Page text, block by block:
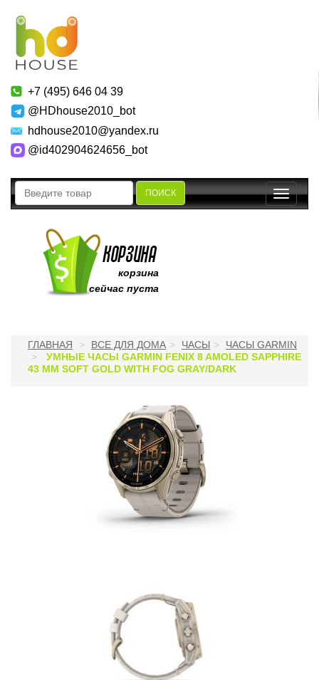
+7 (495) 646 04 39
@HDhouse2010_bot
hdhouse2010@yandex.ru
@id402904624656_bot
ПОИСК
Toggle
корзина
сейчас пуста
ГЛАВНАЯ ВСЕ ДЛЯ ДОМА ЧАСЫ
ЧАСЫ GARMIN
УМНЫЕ ЧАСЫ GARMIN FENIX 8 AMOLED SAPPHIRE
43 MM SOFT GOLD WITH FOG GRAY/DARK